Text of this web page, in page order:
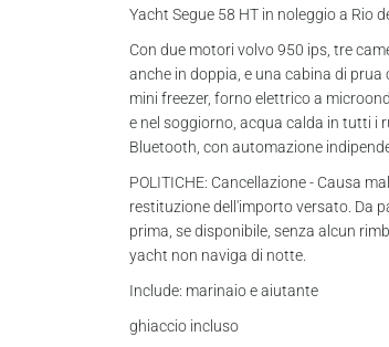
Yacht Segue 58 HT in noleggio a Rio
Con due motori volvo 950 ips, tre
anche in doppia, e una cabina di
mini freezer, forno elettrico a
e nel soggiorno, acqua calda in tutti i
Bluetooth, con automazione
POLITICHE: Cancellazione - Causa
restituzione dell'importo versato. Da
prima, se disponibile, senza alcun
yacht non naviga di notte.
Include: marinaio e aiutante
ghiaccio incluso